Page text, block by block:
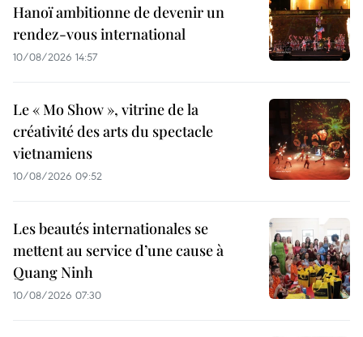
Hanoï ambitionne de devenir un
rendez-vous international
10/08/2026 14:57
Le « Mo Show », vitrine de la
créativité des arts du spectacle
vietnamiens
10/08/2026 09:52
Les beautés internationales se
mettent au service d’une cause à
Quang Ninh
10/08/2026 07:30